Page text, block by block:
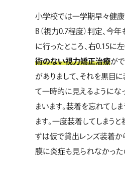
小学校では一学期早々健康
B（視力0.7程度）判定、今
に行ったところ、右0.15に
術のない視力矯正治療が
がありまして、それを黒目
て一時的に見えるようにな
まいます。装着を忘れてし
ます。一度装着してしまう
ずは仮で貸出レンズ装着か
膜に炎症も見られなかった